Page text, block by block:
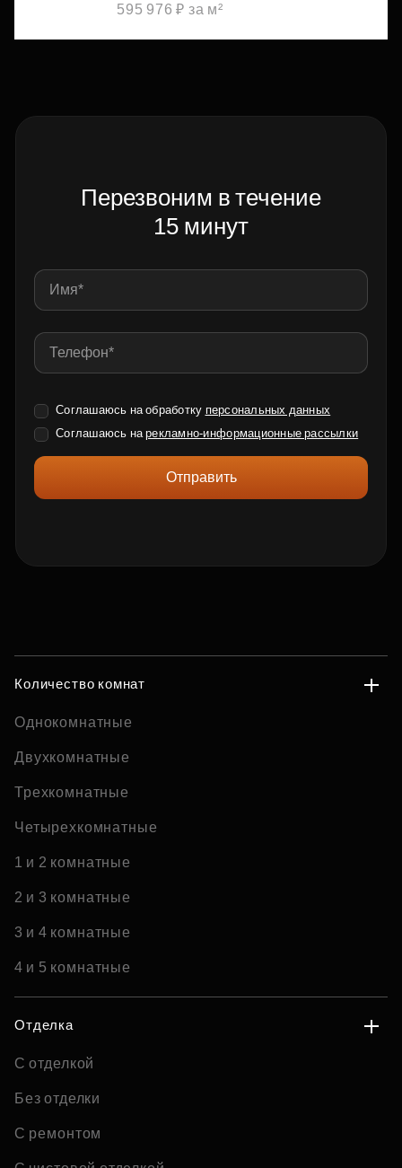
595 976 ₽ за м²
Перезвоним в течение
15 минут
Соглашаюсь на обработку персональных данных
Соглашаюсь нарекламно-информационные рассылки
Отправить
Количество комнат
Однокомнатные
Двухкомнатные
Трехкомнатные
Четырехкомнатные
1 и 2 комнатные
2 и 3 комнатные
3 и 4 комнатные
4 и 5 комнатные
Отделка
С отделкой
Без отделки
С ремонтом